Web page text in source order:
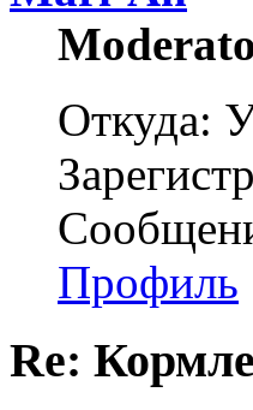
Откуда:
Профиль
Re: